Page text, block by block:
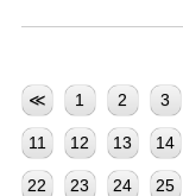
≪ 1 2 3
11 12 13 14
22 23 24 25